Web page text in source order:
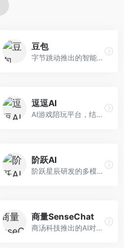
豆包
字节跳动推出的智能对话助手平台，提供文本创作、知识问答、英语学习等多种AI服务。面向普通用户和内容创作者，支持多轮对话和文件解析，免费使用，响应速度快，中文理解能力强。
逗逗AI
AI游戏陪玩平台，结合游戏理解和自然语言交互技术。面向游戏玩家，提供游戏攻略、陪玩互动、社交聊天等服务，游戏知识丰富，互动体验有趣。
阶跃AI
阶跃星辰研发的多模态大模型平台，支持文本、图像、视频的综合理解与生成。面向创作者和企业客户，提供内容创作、智能分析等服务，多模态能力突出。
商量SenseChat
商汤科技推出的AI对话平台，结合计算机视觉和自然语言处理技术。面向企业用户和开发者，支持多模态交互，视觉理解能力强，适合智能客服和内容创作场景。